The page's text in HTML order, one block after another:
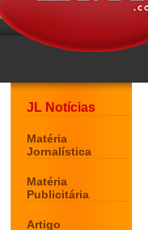
JL Notícias
Matéria
Jornalística
Matéria
Publicitária
Artigo